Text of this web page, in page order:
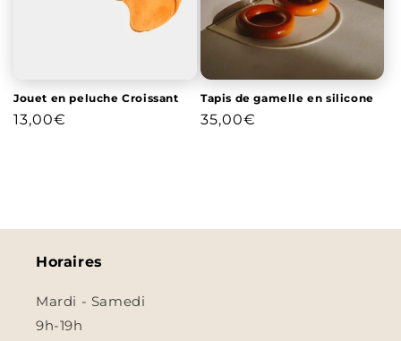
Jouet en peluche Croissant
Prix
13,00€
Tapis de gamelle en silicone
Prix
35,00€
Horaires
Mardi - Samedi
9h-19h